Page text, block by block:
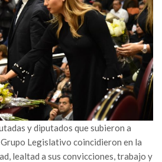
y diputados que subieron a
Legislativo coincidieron en la
lealtad a sus convicciones, trabajo y